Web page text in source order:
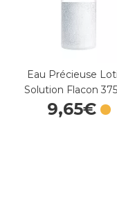
Eau Précieuse
Solution Flacon
9,65€